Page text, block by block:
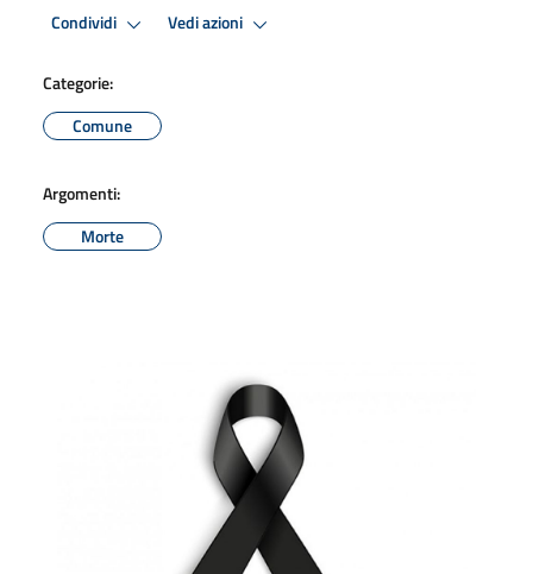
Condividi Vedi azioni
Categorie:
Comune
Argomenti:
Morte